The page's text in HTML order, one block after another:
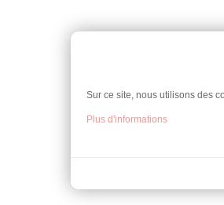
Sur ce site, nous utilisons des
Plus d'informations